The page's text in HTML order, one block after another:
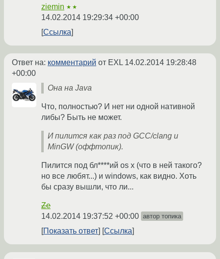
ziemin ★★
14.02.2014 19:29:34 +00:00
Ссылка
Ответ на: комментарий от EXL 14.02.2014 19:28:48
+00:00
Она на Java
Что, полностью? И нет ни одной нативной
либы? Быть не может.
И пилится как раз под GCC/clang и
MinGW (оффтопик).
Пилится под бл****ий os x (что в ней такого?
но все любят...) и windows, как видно. Хоть
бы сразу вышли, что ли...
Ze
14.02.2014 19:37:52 +00:00 автор топика
Показать ответ Ссылка